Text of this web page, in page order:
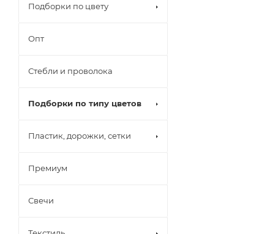
Подборки по цвету
Опт
Стебли и проволока
Подборки по типу цветов
Пластик, дорожки, сетки
Премиум
Свечи